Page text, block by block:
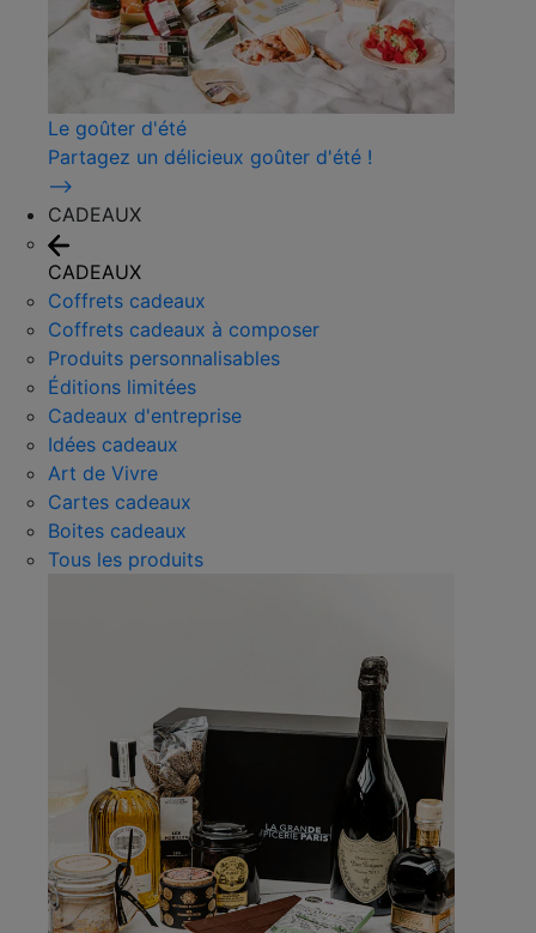
Le goûter d'été
Partagez un délicieux goûter d'été !
⟶
CADEAUX
CADEAUX
Coffrets cadeaux
Coffrets cadeaux à composer
Produits personnalisables
Éditions limitées
Cadeaux d'entreprise
Idées cadeaux
Art de Vivre
Cartes cadeaux
Boites cadeaux
Tous les produits